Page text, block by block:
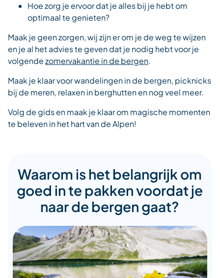
Hoe zorg je ervoor dat je alles bij je hebt om
optimaal te genieten?
Maak je geen zorgen, wij zijn er om je de weg te wijzen
en je al het advies te geven dat je nodig hebt voor je
volgendezomervakantie in de bergen.
Maak je klaar voor wandelingen in de bergen, picknicks
bij de meren, relaxen in berghutten en nog veel meer.
Volg de gids en maak je klaar om magische momenten
te beleven in het hart van de Alpen!
Waarom is het belangrijk om
goed in te pakken voordat je
naar de bergen gaat?